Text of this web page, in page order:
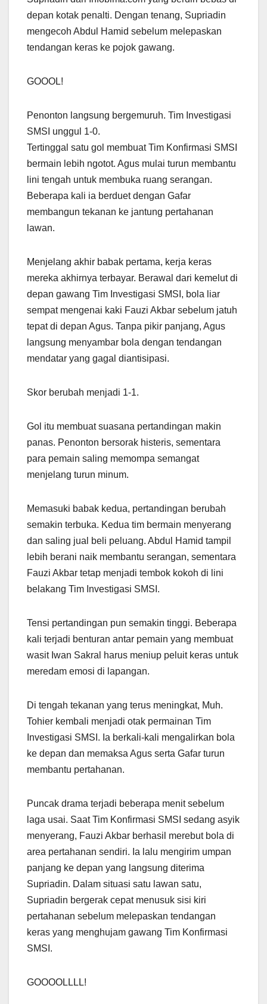
depan kotak penalti. Dengan tenang, Supriadin
mengecoh Abdul Hamid sebelum melepaskan
tendangan keras ke pojok gawang.
GOOOL!
Penonton langsung bergemuruh. Tim Investigasi
SMSI unggul 1-0.
Tertinggal satu gol membuat Tim Konfirmasi SMSI
bermain lebih ngotot. Agus mulai turun membantu
lini tengah untuk membuka ruang serangan.
Beberapa kali ia berduet dengan Gafar
membangun tekanan ke jantung pertahanan
lawan.
Menjelang akhir babak pertama, kerja keras
mereka akhirnya terbayar. Berawal dari kemelut di
depan gawang Tim Investigasi SMSI, bola liar
sempat mengenai kaki Fauzi Akbar sebelum jatuh
tepat di depan Agus. Tanpa pikir panjang, Agus
langsung menyambar bola dengan tendangan
mendatar yang gagal diantisipasi.
Skor berubah menjadi 1-1.
Gol itu membuat suasana pertandingan makin
panas. Penonton bersorak histeris, sementara
para pemain saling memompa semangat
menjelang turun minum.
Memasuki babak kedua, pertandingan berubah
semakin terbuka. Kedua tim bermain menyerang
dan saling jual beli peluang. Abdul Hamid tampil
lebih berani naik membantu serangan, sementara
Fauzi Akbar tetap menjadi tembok kokoh di lini
belakang Tim Investigasi SMSI.
Tensi pertandingan pun semakin tinggi. Beberapa
kali terjadi benturan antar pemain yang membuat
wasit Iwan Sakral harus meniup peluit keras untuk
meredam emosi di lapangan.
Di tengah tekanan yang terus meningkat, Muh.
Tohier kembali menjadi otak permainan Tim
Investigasi SMSI. Ia berkali-kali mengalirkan bola
ke depan dan memaksa Agus serta Gafar turun
membantu pertahanan.
Puncak drama terjadi beberapa menit sebelum
laga usai. Saat Tim Konfirmasi SMSI sedang asyik
menyerang, Fauzi Akbar berhasil merebut bola di
area pertahanan sendiri. Ia lalu mengirim umpan
panjang ke depan yang langsung diterima
Supriadin. Dalam situasi satu lawan satu,
Supriadin bergerak cepat menusuk sisi kiri
pertahanan sebelum melepaskan tendangan
keras yang menghujam gawang Tim Konfirmasi
SMSI.
GOOOOLLLL!